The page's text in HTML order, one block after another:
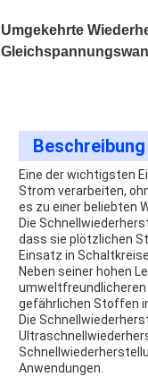
Umgekehrte
Eine der wichtigsten
Strom verarbeiten,
es zu einer beliebten
Die
dass sie plötzlichen
Einsatz in
Neben seiner hohen
umweltfreundlicheren
gefährlichen Stoffen
Die
Anwendungen.